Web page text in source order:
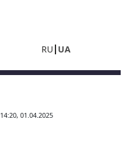
RU UA
14:20, 01.04.2025